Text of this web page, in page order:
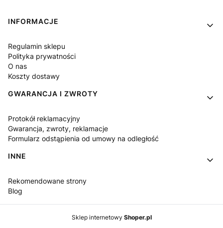
Linki w stopce
INFORMACJE
Regulamin sklepu
Polityka prywatności
O nas
Koszty dostawy
GWARANCJA I ZWROTY
Protokół reklamacyjny
Gwarancja, zwroty, reklamacje
Formularz odstąpienia od umowy na odległość
INNE
Rekomendowane strony
Blog
Sklep internetowy Shoper.pl